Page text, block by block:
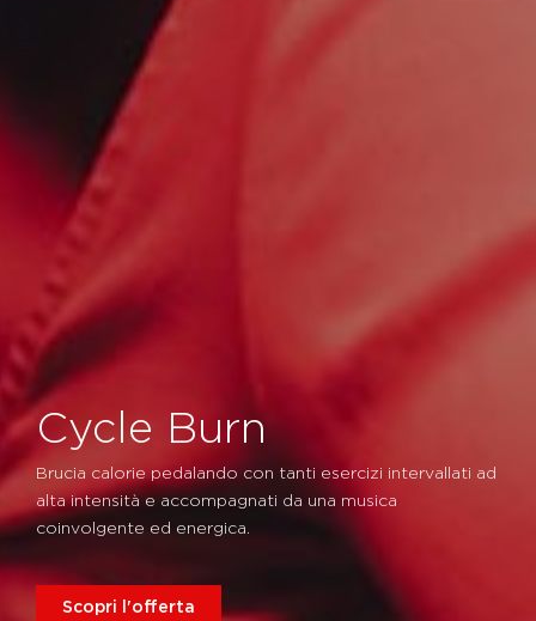
Cycle Burn
Brucia calorie pedalando con tanti esercizi intervallati ad
alta intensità e accompagnati da una musica
coinvolgente ed energica.
Scopri l'offerta